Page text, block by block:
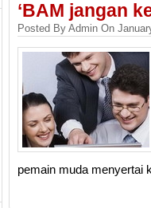
‘BAM jangan
Posted By Admin On
pemain muda menyertai